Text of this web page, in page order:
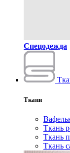
Спецодежда
Ткани
Ткань
Ткань
Ткань